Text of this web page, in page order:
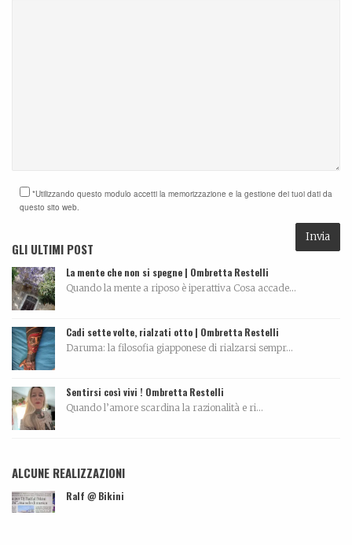
*Utilizzando questo modulo accetti la memorizzazione e la gestione dei tuoi dati da
questo sito web.
GLI ULTIMI POST
La mente che non si spegne | Ombretta Restelli
Quando la mente a riposo è iperattiva Cosa accade...
Cadi sette volte, rialzati otto | Ombretta Restelli
Daruma: la filosofia giapponese di rialzarsi sempr...
Sentirsi così vivi ! Ombretta Restelli
Quando l’amore scardina la razionalità e ri...
ALCUNE REALIZZAZIONI
Ralf @ Bikini